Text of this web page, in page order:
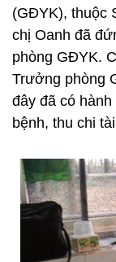
(GĐYK), thuộc
chị Oanh đã
phòng GĐYK.
Trưởng phòng
đây đã có
bệnh, thu chi